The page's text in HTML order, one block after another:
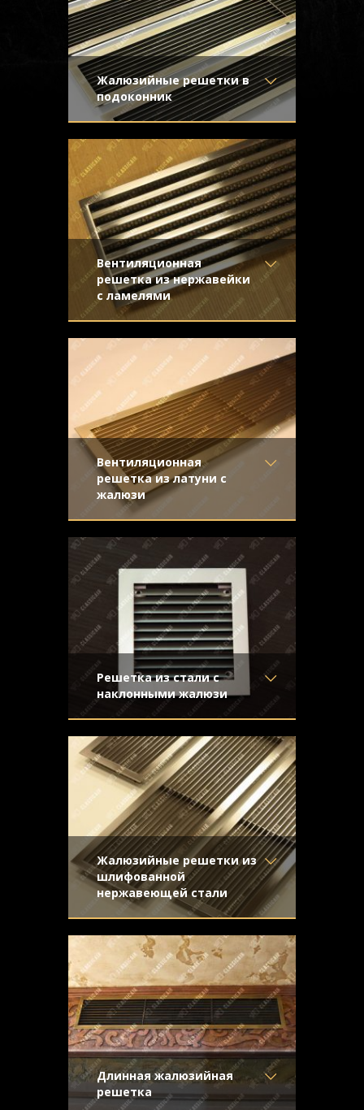
Жалюзийные решетки в
подоконник
Материал- Латунь
Отделка- Старение с
направленной риской
Узор
-
Конструкция- Жалюзи
длинные подоконники. Простые формы
жалюзийной конструкции подчеркивают
благородство натурального металла.
Вентиляционная
решетка из нержавейки
с ламелями
Материал- Нержавеющая
сталь
Отделка
- Шлифованная
нержавейка
Конструкция- Жалюзи
вентиляции, выполненная из
нержавеющей стали. Решётка имеет
Вентиляционная
решетка из латуни с
жалюзи
Материал- Латунь
Отделка- Шлифованная
латунь
Узор
-
Конструкция- Жалюзи
матовой шлифованной латуни с жалюзи
Решетка из стали с
наклонными жалюзи
Материал- Обычная сталь
Отделка- Покраска
Узор-
Конструкция- Жалюзи
серебристый металлик. Наклонные
жалюзи и скрытый крепеж
Жалюзийные решетки из
шлифованной
нержавеющей стали
Материал- Нержавеющая
сталь
Отделка- Шлифованная
нержавейка
Узор-
Конструкция- Жалюзи
стали для вентиляции. Отделка -
направленная шлифовка
Длинная жалюзийная
решетка